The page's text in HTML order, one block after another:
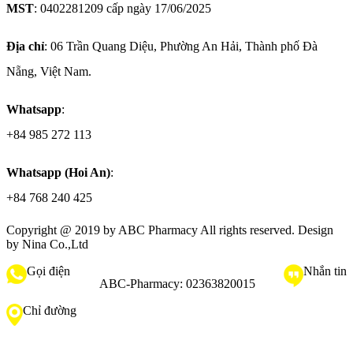
MST: 0402281209 cấp ngày 17/06/2025
Địa chỉ: 06 Trần Quang Diệu, Phường An Hải, Thành phố Đà
Nẵng, Việt Nam.
Whatsapp:
+84 985 272 113
Whatsapp (Hoi An):
+84 768 240 425
Copyright @ 2019 by ABC Pharmacy All rights reserved. Design
by Nina Co.,Ltd
Gọi điện
ABC-Pharmacy: 02363820015
Nhắn tin
Chỉ đường